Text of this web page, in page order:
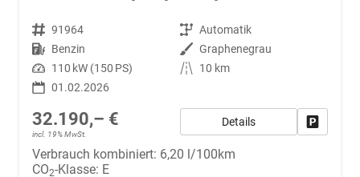
Fahrzeugnr. 91964 Getriebe Automatik
Kraftstoff Benzin Außenfarbe Graphenegrau
Leistung 110 kW (150 PS) Kilometerstand
10 km
01.02.2026
32.190,– €
incl. 19% MwSt.
Details
Verbrauch kombiniert: 6,20 l/100km
CO2-Klasse: E